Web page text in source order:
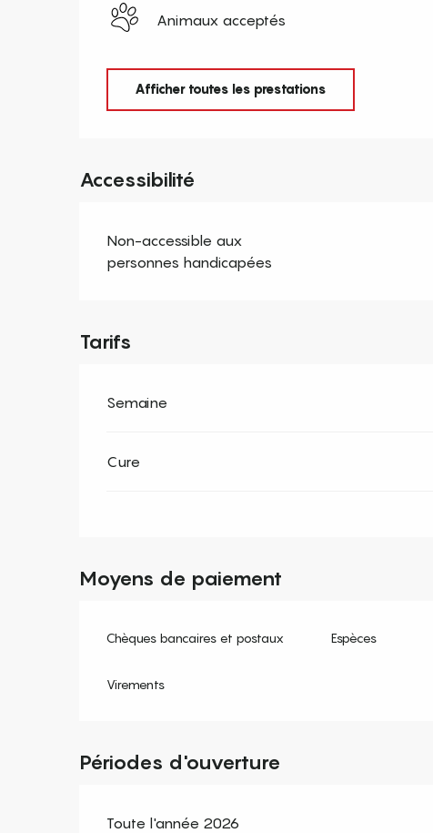
Animaux acceptés
Afficher toutes les prestations
Accessibilité
Non-accessible aux
personnes handicapées
Tarifs
Semaine
Cure
Moyens de paiement
Chèques bancaires et postaux Espèces
Virements
Périodes d'ouverture
Toute l'année 2026